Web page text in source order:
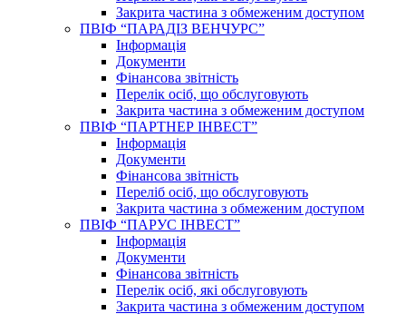
Закрита частина з обмеженим доступом
ПВІФ “ПАРАДІЗ ВЕНЧУРС”
Інформація
Документи
Фінансова звітність
Перелік осіб, що обслуговують
Закрита частина з обмеженим доступом
ПВІФ “ПАРТНЕР ІНВЕСТ”
Інформація
Документи
Фінансова звітність
Переліб осіб, що обслуговують
Закрита частина з обмеженим доступом
ПВІФ “ПАРУС ІНВЕСТ”
Інформація
Документи
Фінансова звітність
Перелік осіб, які обслуговують
Закрита частина з обмеженим доступом